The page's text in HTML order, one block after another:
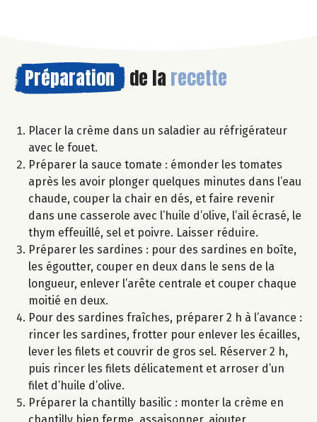
Préparation de la recette
Placer la crème dans un saladier au réfrigérateur
avec le fouet.
Préparer la sauce tomate : émonder les tomates
après les avoir plonger quelques minutes dans l’eau
chaude, couper la chair en dés, et faire revenir
dans une casserole avec l’huile d’olive, l’ail écrasé, le
thym effeuillé, sel et poivre. Laisser réduire.
Préparer les sardines : pour des sardines en boîte,
les égoutter, couper en deux dans le sens de la
longueur, enlever l’arête centrale et couper chaque
moitié en deux.
Pour des sardines fraîches, préparer 2 h à l’avance :
rincer les sardines, frotter pour enlever les écailles,
lever les filets et couvrir de gros sel. Réserver 2 h,
puis rincer les filets délicatement et arroser d’un
filet d’huile d’olive.
Préparer la chantilly basilic : monter la crème en